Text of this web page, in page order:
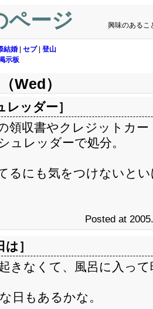
ページ 興味のあるこ
結婚 セブ| 登山
示板
Wed）
レッダー］
領収書やクレジットカ
ュレッダーで処分。
るにも気をつけないと
Posted at
は ］
きなくて、風呂に入っ
日もあるかな。